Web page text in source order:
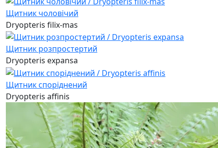
Щитник чоловічий
Dryopteris filix-mas
Щитник розпростертий
Dryopteris expansa
Щитник споріднений
Dryopteris affinis